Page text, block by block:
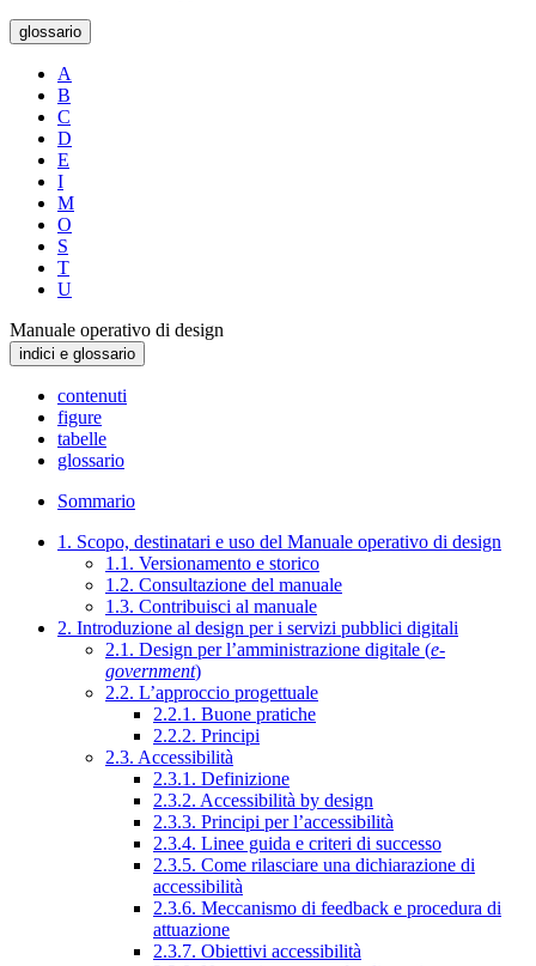
glossario
A
B
C
D
E
I
M
O
S
T
U
Manuale operativo di design
indici e glossario
contenuti
figure
tabelle
glossario
Sommario
1. Scopo, destinatari e uso del Manuale operativo di design
1.1. Versionamento e storico
1.2. Consultazione del manuale
1.3. Contribuisci al manuale
2. Introduzione al design per i servizi pubblici digitali
2.1. Design per l’amministrazione digitale (e-
government)
2.2. L’approccio progettuale
2.2.1. Buone pratiche
2.2.2. Principi
2.3. Accessibilità
2.3.1. Definizione
2.3.2. Accessibilità by design
2.3.3. Principi per l’accessibilità
2.3.4. Linee guida e criteri di successo
2.3.5. Come rilasciare una dichiarazione di
accessibilità
2.3.6. Meccanismo di feedback e procedura di
attuazione
2.3.7. Obiettivi accessibilità